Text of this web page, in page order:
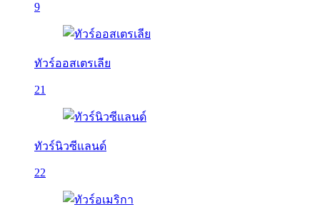
9
ทัวร์ออสเตรเลีย
21
ทัวร์นิวซีแลนด์
22